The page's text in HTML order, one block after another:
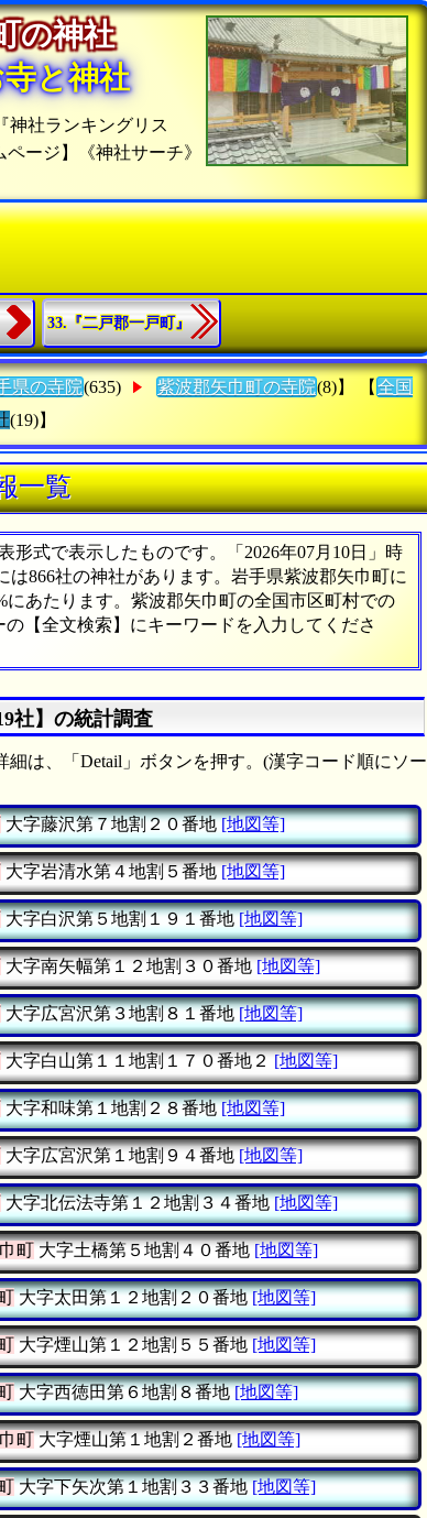
の神社
と神社
神社ランキングリス
ージ】《神社サーチ》
33.『二戸郡一戸町』
県の寺院(635) 紫波郡矢巾町の寺院(8)】 【 全国
(19)】
一覧
式で表示したものです。「2026年07月10日」時
866社の神社があります。岩手県紫波郡矢巾町に
あたります。紫波郡矢巾町の全国市区町村での
【全文検索】にキーワードを入力してくださ
社】の統計調査
細は、「Detail」ボタンを押す。(漢字コード順にソー
大字藤沢第７地割２０番地 [地図等]
大字岩清水第４地割５番地 [地図等]
大字白沢第５地割１９１番地 [地図等]
大字南矢幅第１２地割３０番地 [地図等]
大字広宮沢第３地割８１番地 [地図等]
大字白山第１１地割１７０番地２ [地図等]
大字和味第１地割２８番地 [地図等]
大字広宮沢第１地割９４番地 [地図等]
大字北伝法寺第１２地割３４番地 [地図等]
町大字土橋第５地割４０番地 [地図等]
大字太田第１２地割２０番地 [地図等]
大字煙山第１２地割５５番地 [地図等]
大字西徳田第６地割８番地 [地図等]
町大字煙山第１地割２番地 [地図等]
大字下矢次第１地割３３番地 [地図等]